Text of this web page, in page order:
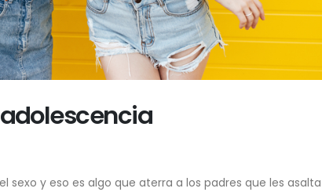
sexo y eso es algo que aterra a los padres que les